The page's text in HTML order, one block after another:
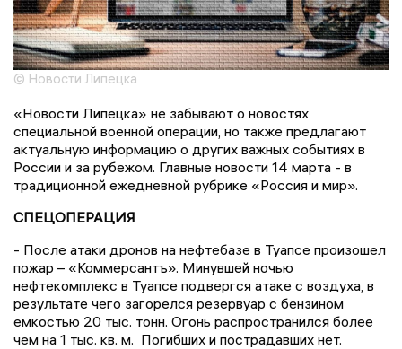
© Новости Липецка
«Новости Липецка» не забывают о новостях
специальной военной операции, но также предлагают
актуальную информацию о других важных событиях в
России и за рубежом. Главные новости 14 марта - в
традиционной ежедневной рубрике «Россия и мир».
СПЕЦОПЕРАЦИЯ
- После атаки дронов на нефтебазе в Туапсе произошел
пожар – «Коммерсантъ». Минувшей ночью
нефтекомплекс в Туапсе подвергся атаке с воздуха, в
результате чего загорелся резервуар с бензином
емкостью 20 тыс. тонн. Огонь распространился более
чем на 1 тыс. кв. м. Погибших и пострадавших нет.